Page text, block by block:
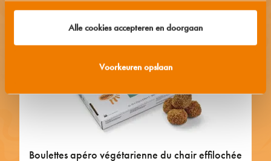
Alle cookies accepteren en doorgaan
Voorkeuren opslaan
Boulettes apéro végétarienne du chair effilochée